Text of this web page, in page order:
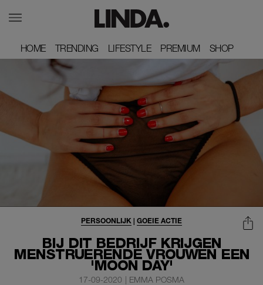
HOME
HOME TRENDING
TRENDING LIFESTYLE
LIFESTYLE PREMIUM
PREMIUM SHOP
SHOP
BIJ DIT BEDRIJF KRIJGEN
MENSTRUERENDE VROUWEN EEN
'MOON DAY'
PERSOONLIJK | GOEIE ACTIE
17-09-2020 | EMMA POSMA